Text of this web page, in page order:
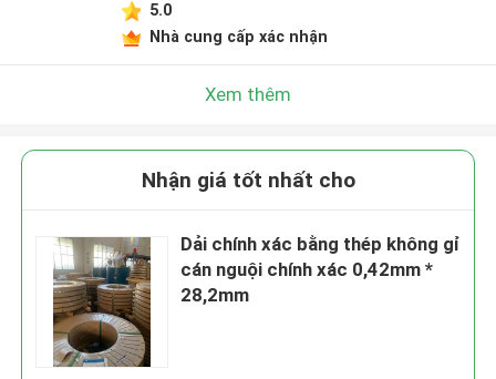
5.0
Nhà cung cấp xác nhận
Xem thêm
Nhận giá tốt nhất cho
Dải chính xác bằng thép không gỉ
cán nguội chính xác 0,42mm *
28,2mm